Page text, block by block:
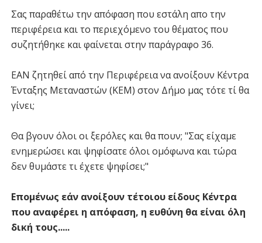
Σας παραθέτω την απόφαση που εστάλη απο την
περιφέρεια και το περιεχόμενο του θέματος που
συζητήθηκε και φαίνεται στην παράγραφο 36.
ΕΑΝ ζητηθεί από την Περιφέρεια να ανοίξουν Κέντρα
Ένταξης Μεταναστών (ΚΕΜ) στον Δήμο μας τότε τί θα
γίνει;
Θα βγουν όλοι οι ξερόλες και θα πουν; "Σας είχαμε
ενημερώσει και ψηφίσατε όλοι ομόφωνα και τώρα
δεν θυμάστε τι έχετε ψηφίσει;"
Επομένως εάν ανοίξουν τέτοιου είδους Κέντρα
που αναφέρει η απόφαση, η ευθύνη θα είναι όλη
δική τους.....